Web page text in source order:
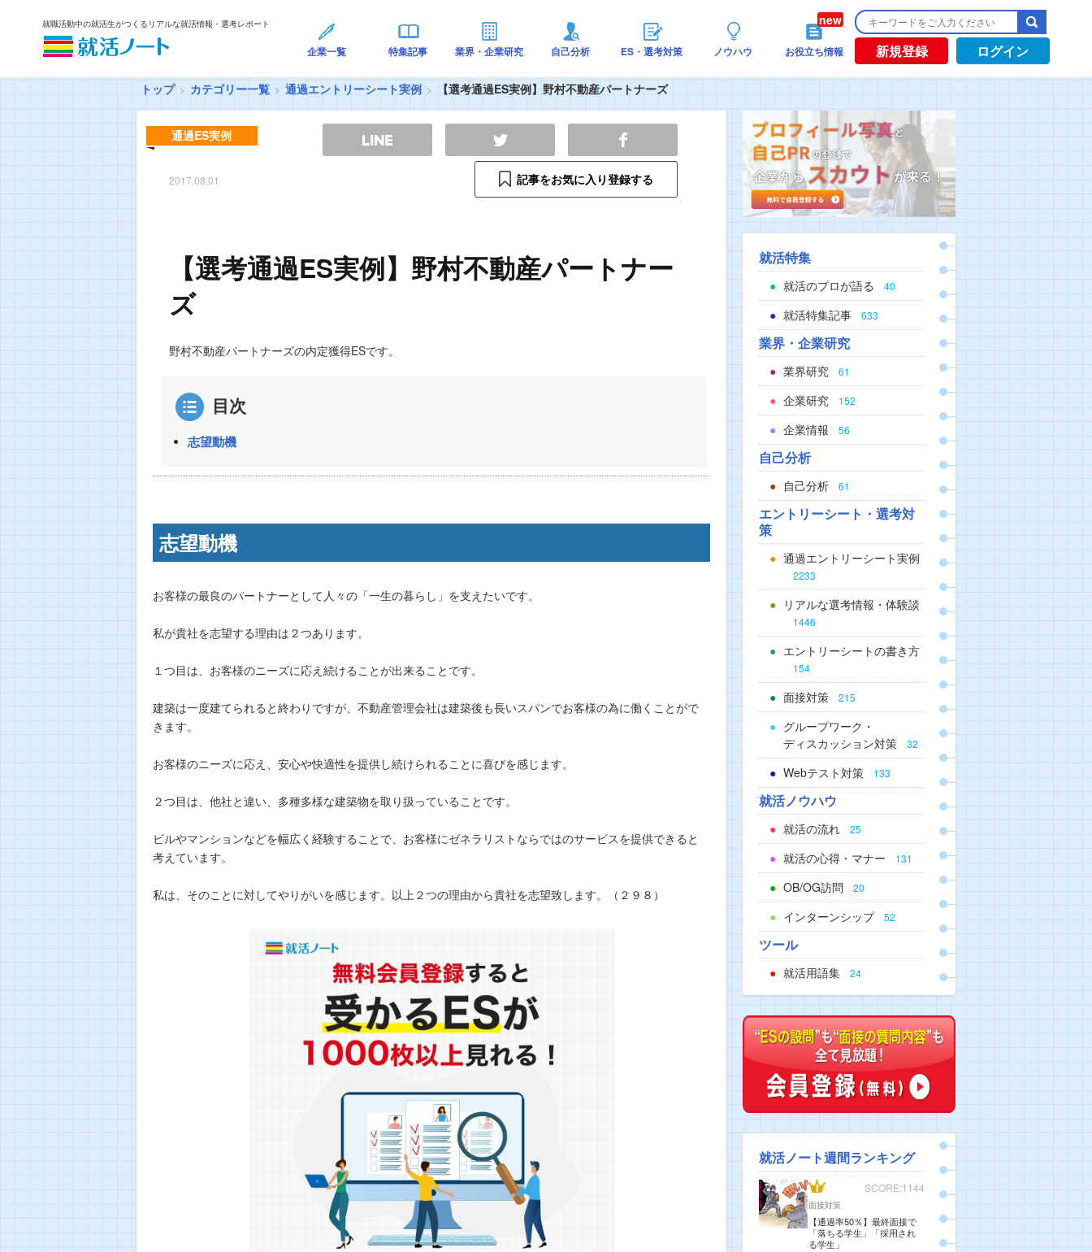
就職活動中の就活生がつくるリアルな就活情報・選考レポート
企業一覧 特集記事 業界・企業研究 自己分析 ES・選考対策 ノウハウ お役立ち情報 新規登録 ログイン
トップ カテゴリー一覧 通過エントリーシート実例 【選考通過ES実例】野村不動産パートナーズ
通過ES実例
2017.08.01 記事をお気に入り登録する
【選考通過ES実例】野村不動産パートナー
ズ
野村不動産パートナーズの内定獲得ESです。
目次
志望動機
志望動機
お客様の最良のパートナーとして人々の「一生の暮らし」を支えたいです。
私が貴社を志望する理由は２つあります。
１つ目は、お客様のニーズに応え続けることが出来ることです。
建築は一度建てられると終わりですが、不動産管理会社は建築後も長いスパンでお客様の為に働くことがで
きます。
お客様のニーズに応え、安心や快適性を提供し続けられることに喜びを感じます。
２つ目は、他社と違い、多種多様な建築物を取り扱っていることです。
ビルやマンションなどを幅広く経験することで、お客様にゼネラリストならではのサービスを提供できると
考えています。
私は、そのことに対してやりがいを感じます。以上２つの理由から貴社を志望致します。（２９８）
就活特集
就活のプロが語る 40
就活特集記事 633
業界・企業研究
業界研究 61
企業研究 152
企業情報 56
自己分析
自己分析 61
エントリーシート・選考対
策
通過エントリーシート実例
2233
リアルな選考情報・体験談
1446
エントリーシートの書き方
154
面接対策 215
グループワーク・
ディスカッション対策
32
Webテスト対策 133
就活ノウハウ
就活の流れ 25
就活の心得・マナー 131
OB/OG訪問 20
インターンシップ 52
ツール
就活用語集 24
就活ノート週間ランキング
SCORE:1144
面接対策
【通過率50％】最終面接で
「落ちる学生」「採用され
る学生」